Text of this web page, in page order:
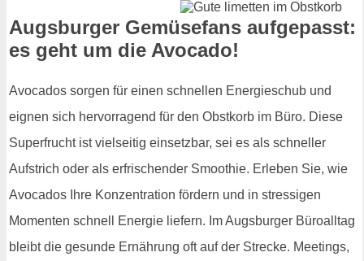
Augsburger Gemüsefans aufgepasst:
es geht um die Avocado!
Avocados sorgen für einen schnellen Energieschub und
eignen sich hervorragend für den Obstkorb im Büro. Diese
Superfrucht ist vielseitig einsetzbar, sei es als schneller
Aufstrich oder als erfrischender Smoothie. Erleben Sie, wie
Avocados Ihre Konzentration fördern und in stressigen
Momenten schnell Energie liefern. Im Augsburger Büroalltag
bleibt die gesunde Ernährung oft auf der Strecke. Meetings,